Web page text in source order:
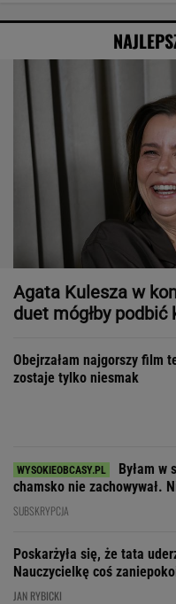
Agata Kulesza w
duet mógłby podbić
Obejrzałam najgorszy film
zostaje tylko niesmak
Byłam w
chamsko nie zachowywał.
SUBSKRYPCJA
Poskarżyła się, że tata
Nauczycielkę coś
JAN RYBICKI